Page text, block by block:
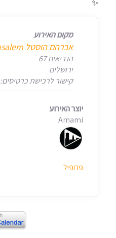
מקום האירוע
אברהם הוסטל Abraham Jerusalem
הנביאים 67
ירושלים
קישור לרכישת כרטיסים:
יוצר האירוע
Amami
פרופיל